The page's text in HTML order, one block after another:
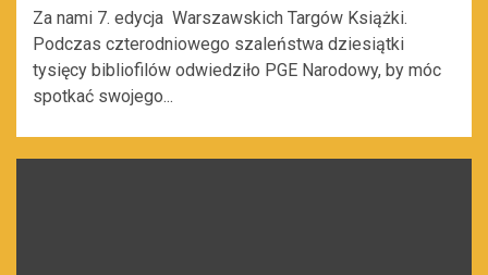
Za nami 7. edycja Warszawskich Targów Książki.
Podczas czterodniowego szaleństwa dziesiątki
tysięcy bibliofilów odwiedziło PGE Narodowy, by móc
spotkać swojego...